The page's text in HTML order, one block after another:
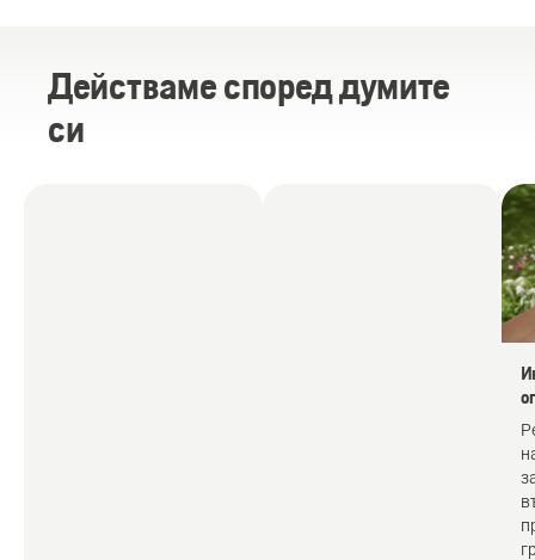
Действаме според думите
си